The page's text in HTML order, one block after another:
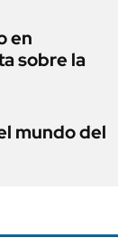
en
sobre la
mundo del